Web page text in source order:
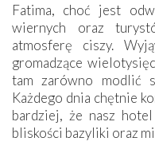
Fatima, choć jest
wiernych oraz
atmosferę ciszy.
gromadzące
tam zarówno modlić
Każdego dnia chętnie
bardziej, że nasz
bliskości bazyliki oraz